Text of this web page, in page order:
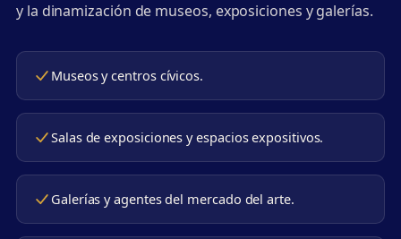
y la dinamización de museos, exposiciones y galerías.
Museos y centros cívicos.
Salas de exposiciones y espacios expositivos.
Galerías y agentes del mercado del arte.